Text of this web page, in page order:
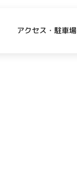
アクセス・駐車場